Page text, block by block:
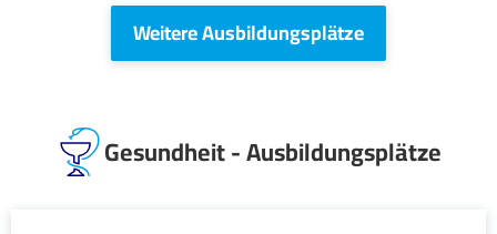
Weitere Ausbildungsplätze
Gesundheit - Ausbildungsplätze